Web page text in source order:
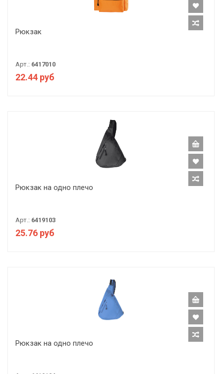
Рюкзак
Арт.: 6417010
22.44 руб
Рюкзак на одно плечо
Арт.: 6419103
25.76 руб
Рюкзак на одно плечо